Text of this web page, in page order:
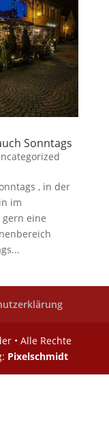
Sonntags
, in der
im
gern eine
• Alle Rechte
Pixelschmidt